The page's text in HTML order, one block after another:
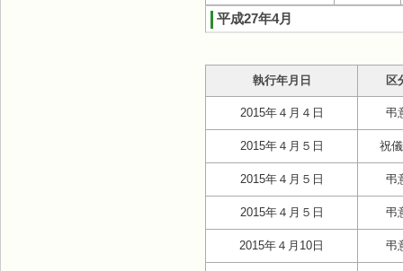
平成27年4月
執行年月日 区
2015年４月４日 弔
2015年４月５日 祝
2015年４月５日 弔
2015年４月５日 弔
2015年４月10日 弔